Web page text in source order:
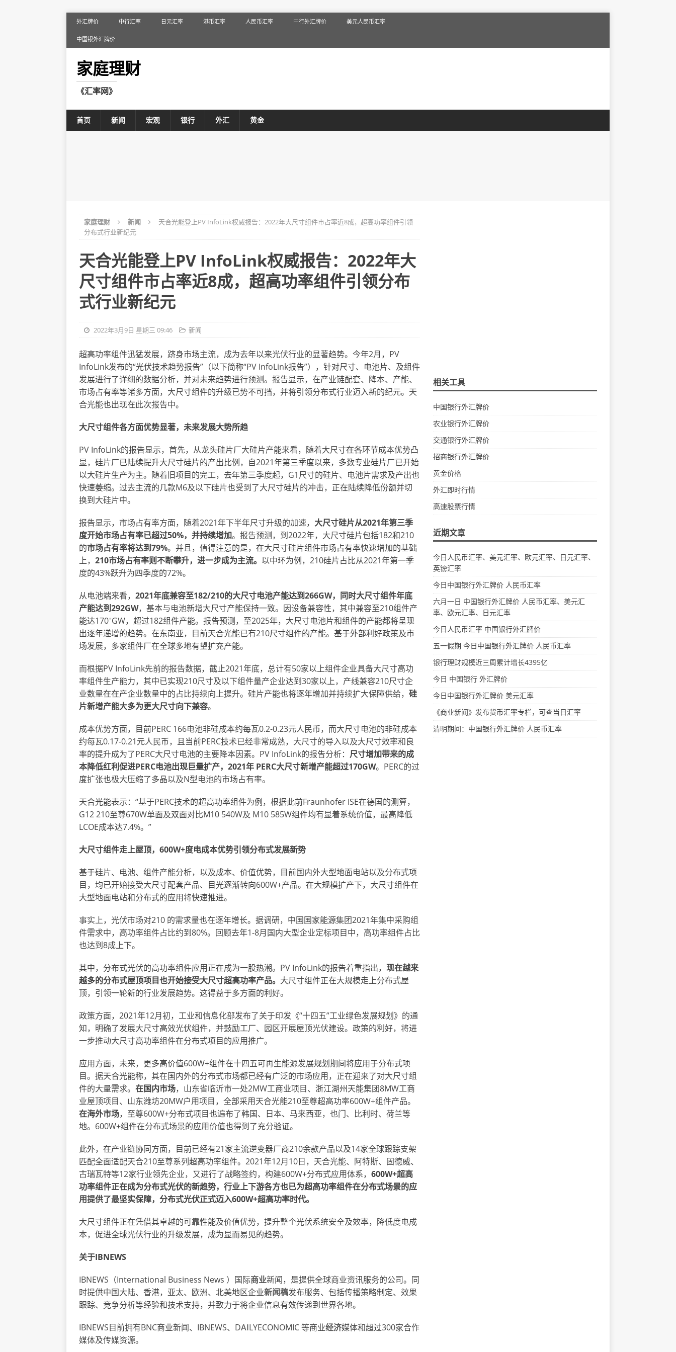
外汇牌价 中行汇率 日元汇率 港币汇率 人民币汇率 中行外汇牌价 美元人民币汇率
中国银外汇牌价
家庭理财
《汇率网》
首页 新闻 宏观 银行 外汇 黄金
家庭理财 新闻
天合光能登上PV InfoLink权威报告：2022年大尺寸组件市占率近8成，超高功率组件引领
分布式行业新纪元
天合光能登上PV InfoLink权威报告：2022年大
尺寸组件市占率近8成，超高功率组件引领分布
式行业新纪元
2022年3月9日 星期三 09:46 新闻
超高功率组件迅猛发展，跻身市场主流，成为去年以来光伏行业的显著趋势。今年2月，PV
InfoLink发布的“光伏技术趋势报告” （以下简称“PV InfoLink报告”），针对尺寸、电池片、及组件
发展进行了详细的数据分析，并对未来趋势进行预测。报告显示，在产业链配套、降本、产能、
市场占有率等诸多方面，大尺寸组件的升级已势不可挡，并将引领分布式行业迈入新的纪元。 天
合光能也出现在此次报告中。
大尺寸组件各方面优势显著，未来发展大势所趋
PV InfoLink的报告显示，首先，从龙头硅片厂大硅片产能来看，随着大尺寸在各环节成本优势凸
显，硅片厂已陆续提升大尺寸硅片的产出比例，自2021年第三季度以来，多数专业硅片厂已开始
以大硅片生产为主。随着旧项目的完工，去年第三季度起，G1尺寸的硅片、电池片需求及产出也
快速萎缩。过去主流的几款M6及以下硅片也受到了大尺寸硅片的冲击，正在陆续降低份额并切
换到大硅片中。
报告显示，市场占有率方面，随着2021年下半年尺寸升级的加速， 大尺寸硅片从2021年第三季
度开始市场占有率已超过50%，并持续增加。报告预测，到2022年，大尺寸硅片包括182和210
的市场占有率将达到79%。并且，值得注意的是，在大尺寸硅片组件市场占有率快速增加的基础
上， 210市场占有率则不断攀升，进一步成为主流。 以中环为例，210硅片占比从2021年第一季
度的43%跃升为四季度的72%。
从电池端来看， 2021年底兼容至182/210的大尺寸电池产能达到266GW，同时大尺寸组件年底
产能达到292GW，基本与电池新增大尺寸产能保持一致。因设备兼容性，其中兼容至210组件产
能达170+GW，超过182组件产能。报告预测，至2025年，大尺寸电池片和组件的产能都将呈现
出逐年递增的趋势。在东南亚，目前天合光能已有210尺寸组件的产能。基于外部利好政策及市
场发展，多家组件厂在全球多地有望扩充产能。
而根据PV InfoLink先前的报告数据，截止2021年底，总计有50家以上组件企业具备大尺寸高功
率组件生产能力，其中已实现210尺寸及以下组件量产企业达到30家以上，产线兼容210尺寸企
业数量在在产企业数量中的占比持续向上提升。硅片产能也将逐年增加并持续扩大保障供给， 硅
片新增产能大多为更大尺寸向下兼容。
成本优势方面，目前PERC 166电池非硅成本约每瓦0.2-0.23元人民币，而大尺寸电池的非硅成本
约每瓦0.17-0.21元人民币，且当前PERC技术已经非常成熟，大尺寸的导入以及大尺寸效率和良
率的提升成为了PERC大尺寸电池的主要降本因素。PV InfoLink的报告分析： 尺寸增加带来的成
本降低红利促进PERC电池出现巨量扩产，2021年 PERC大尺寸新增产能超过170GW。PERC的过
度扩张也极大压缩了多晶以及N型电池的市场占有率。
天合光能表示： “基于PERC技术的超高功率组件为例，根据此前Fraunhofer ISE在德国的测算，
G12 210至尊670W单面及双面对比M10 540W及 M10 585W组件均有显着系统价值，最高降低
LCOE成本达7.4%。 ”
大尺寸组件走上屋顶， 600W+度电成本优势引领分布式发展新势
基于硅片、电池、组件产能分析，以及成本、价值优势，目前国内外大型地面电站以及分布式项
目，均已开始接受大尺寸配套产品、目光逐渐转向600W+产品。在大规模扩产下，大尺寸组件在
大型地面电站和分布式的应用将快速推进。
事实上，光伏市场对210 的需求量也在逐年增长。据调研，中国国家能源集团2021年集中采购组
件需求中，高功率组件占比约到80%。回顾去年1-8月国内大型企业定标项目中，高功率组件占比
也达到8成上下。
其中，分布式光伏的高功率组件应用正在成为一股热潮。PV InfoLink的报告着重指出， 现在越来
越多的分布式屋顶项目也开始接受大尺寸超高功率产品。 大尺寸组件正在大规模走上分布式屋
顶，引领一轮新的行业发展趋势。这得益于多方面的利好。
政策方面，2021年12月初，工业和信息化部发布了关于印发《“十四五”工业绿色发展规划》的通
知，明确了发展大尺寸高效光伏组件，并鼓励工厂、园区开展屋顶光伏建设。政策的利好，将进
一步推动大尺寸高功率组件在分布式项目的应用推广。
应用方面，未来，更多高价值600W+组件在十四五可再生能源发展规划期间将应用于分布式项
目。据天合光能称，其在国内外的分布式市场都已经有广泛的市场应用，正在迎来了对大尺寸组
件的大量需求。 在国内市场，山东省临沂市一处2MW工商业项目、浙江湖州天能集团8MW工商
业屋顶项目、山东潍坊20MW户用项目，全部采用天合光能210至尊超高功率600W+组件产品。
在海外市场，至尊600W+分布式项目也遍布了韩国、日本、马来西亚，也门、比利时、荷兰等
地。600W+组件在分布式场景的应用价值也得到了充分验证。
此外，在产业链协同方面，目前已经有21家主流逆变器厂商210余款产品以及14家全球跟踪支架
匹配全面适配天合210至尊系列超高功率组件。2021年12月10日，天合光能、阿特斯、固德威、
古瑞瓦特等12家行业领先企业，又进行了战略签约，构建600W+分布式应用体系， 600W+超高
功率组件正在成为分布式光伏的新趋势，行业上下游各方也已为超高功率组件在分布式场景的应
用提供了最坚实保障，分布式光伏正式迈入600W+超高功率时代。
大尺寸组件正在凭借其卓越的可靠性能及价值优势，提升整个光伏系统安全及效率，降低度电成
本，促进全球光伏行业的升级发展，成为显而易见的趋势。
关于IBNEWS
IBNEWS（International Business News ）国际商业新闻，是提供全球商业资讯服务的公司。同
时提供中国大陆、香港，亚太、欧洲、北美地区企业新闻稿发布服务、包括传播策略制定、效果
跟踪、竞争分析等经验和技术支持，并致力于将企业信息有效传递到世界各地。
IBNEWS目前拥有BNC商业新闻、IBNEWS、DAILYECONOMIC 等商业经济媒体和超过300家合作
媒体及传媒资源。
相关工具
中国银行外汇牌价
农业银行外汇牌价
交通银行外汇牌价
招商银行外汇牌价
黄金价格
外汇即时行情
高速股票行情
近期文章
今日人民币汇率、美元汇率、欧元汇率、日元汇率、
英镑汇率
今日中国银行外汇牌价 人民币汇率
六月一日 中国银行外汇牌价 人民币汇率、美元汇
率、欧元汇率、日元汇率
今日人民币汇率 中国银行外汇牌价
五一假期 今日中国银行外汇牌价 人民币汇率
银行理财规模近三周累计增长4395亿
今日 中国银行 外汇牌价
今日中国银行外汇牌价 美元汇率
《商业新闻》发布货币汇率专栏，可查当日汇率
清明期间：中国银行外汇牌价 人民币汇率